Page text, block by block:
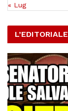
« Lug
L’EDITORIALE